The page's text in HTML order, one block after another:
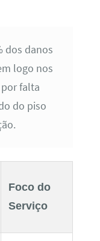
dos danos
logo nos
falta
do piso
Foco do
Serviço